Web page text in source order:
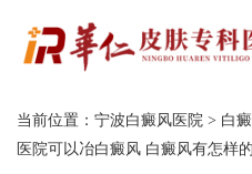
当前位置： 宁波白癜风医院 > 白
医院可以冶白癜风 白癜风有怎样